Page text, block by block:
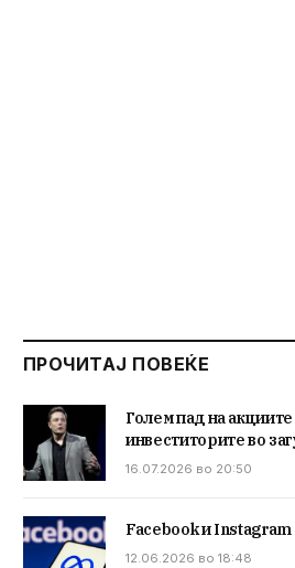
ПРОЧИТАЈ ПОВЕЌЕ
Голем пад на акциите
инвеститорите во
16.07.2026 во 20:50
Facebook и
12.06.2026 во 18:48